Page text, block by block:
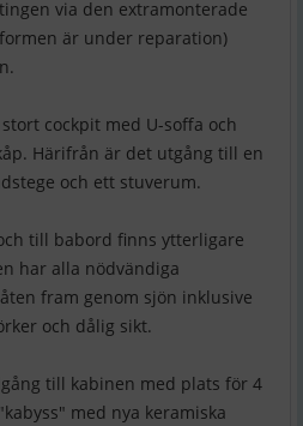
via den extramonterade
är under reparation)
cockpit med U-soffa och
Härifrån är det utgång till en
och ett stuverum.
till babord finns ytterligare
har alla nödvändiga
fram genom sjön inklusive
och dålig sikt.
till kabinen med plats för 4
med nya keramiska